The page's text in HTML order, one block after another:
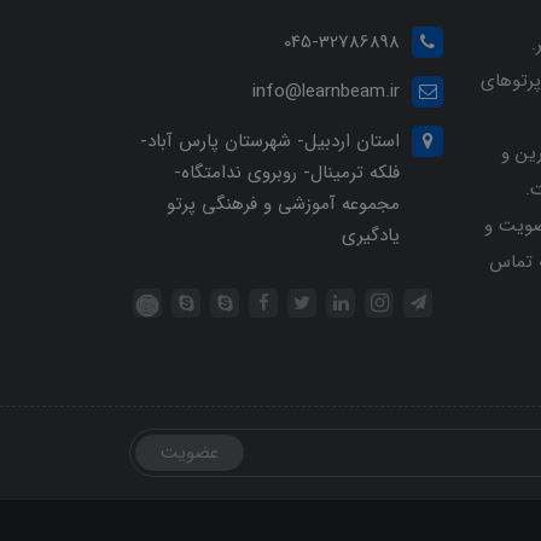
و
و
خرید با شماره تلفن 04532786898 تماس
045-32786898
info@learnbeam.ir
استان اردبیل- شهرستان پارس آباد-
فلکه ترمینال- روبروی ندامتگاه-
مجموعه آموزشی و فرهنگی پرتو
یادگیری
عضویت